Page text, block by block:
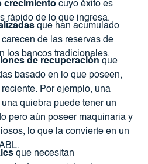
crecimientocuyo éxito es
rápido de lo que ingresa.
que han acumulado
de las reservas de
los bancos tradicionales.
de recuperación que
basado en lo que poseen,
Por ejemplo, una
quiebra puede tener un
pero aún poseer maquinaria y
lo que la convierte en un
que necesitan